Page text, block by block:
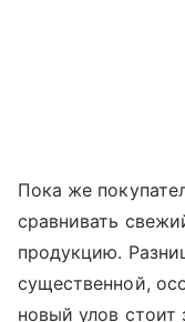
Пока же
сравнивать
продукцию.
существенной,
новый улов